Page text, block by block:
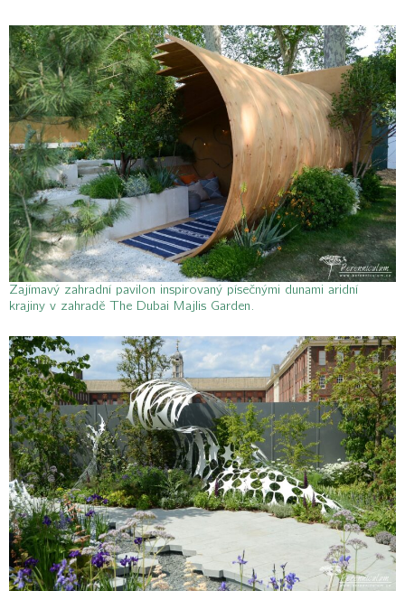
Zajímavý zahradní pavilon inspirovaný písečnými dunami aridní
krajiny v zahradě The Dubai Majlis Garden.